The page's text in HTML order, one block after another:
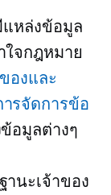
แหล่งข้อมูล
จกฎหมาย
องและ
ารจัดการข้อ
อมูลต่างๆ
นะเจ้าของ